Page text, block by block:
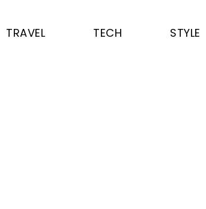
TRAVEL TECH STYLE